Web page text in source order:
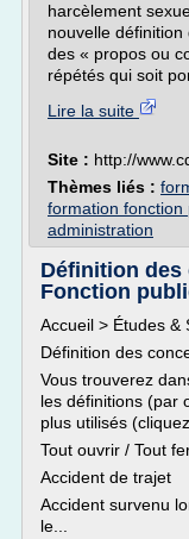
harcèlement
nouvelle
des « propos ou
répétés qui soit
Lire la suite
Site : http://
Thèmes liés :
formation fonction
administration
Définition des
Fonction
Accueil > Études &
Définition des
Vous trouverez
les définitions (par
plus utilisés
Tout ouvrir / Tout
Accident de trajet
Accident survenu
le...